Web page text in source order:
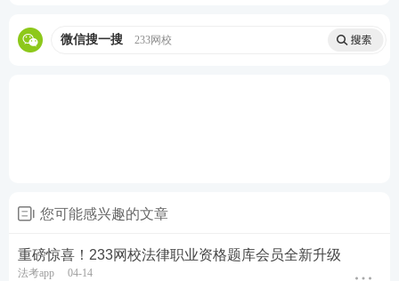
调节等特色服务。
【233网校】法律职业资格考试app听直播方便又快
提醒，参加直播，有什么疑问都可以和法考授课老师
微信搜一搜 233网校
您可能感兴趣的文章
重磅惊喜！233网校法律职业资格题库会员全新升级
法考app 04-14